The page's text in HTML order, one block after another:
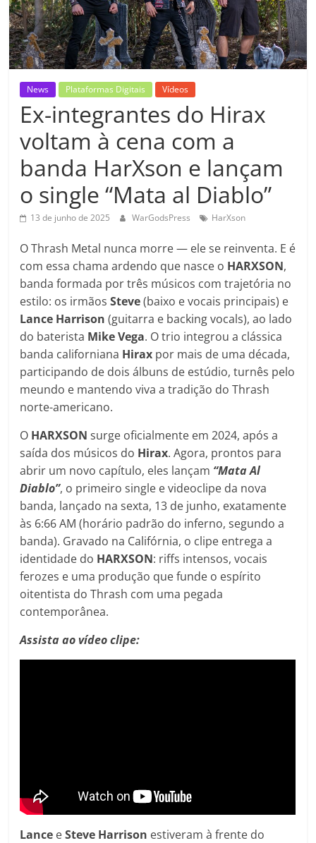
News Plataformas Digitais Vídeos
Ex-integrantes do Hirax
voltam à cena com a
banda HarXson e lançam
o single “Mata al Diablo”
13 de junho de 2025 WarGodsPress HarXson
O Thrash Metal nunca morre — ele se reinventa. E é
com essa chama ardendo que nasce o HARXSON,
banda formada por três músicos com trajetória no
estilo: os irmãosSteve(baixo e vocais principais) e
Lance Harrison (guitarra e backing vocals), ao lado
do baterista Mike Vega. O trio integrou a clássica
banda californiana Hirax por mais de uma década,
participando de dois álbuns de estúdio, turnês pelo
meundo e mantendo viva a tradição do Thrash
norte-americano.
O HARXSON surge oficialmente em 2024, após a
saída dos músicos do Hirax. Agora, prontos para
abrir um novo capítulo, eles lançam “Mata Al
Diablo”, o primeiro single e videoclipe da nova
banda, lançado na sexta, 13 de junho, exatamente
às 6:66 AM (horário padrão do inferno, segundo a
banda). Gravado na Califórnia, o clipe entrega a
identidade do HARXSON: riffs intensos, vocais
ferozes e uma produção que funde o espírito
oitentista do Thrash com uma pegada
contemporânea.
Assista ao vídeo clipe:
Lance eSteve Harrison estiveram à frente do